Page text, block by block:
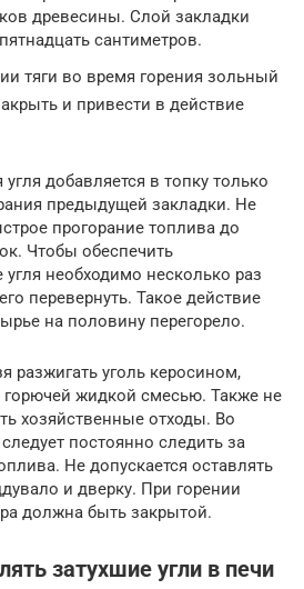
древесины. Слой закладки
сантиметров.
тяги во время горения зольный
и привести в действие
добавляется в топку только
предыдущей закладки. Не
прогорание топлива до
Чтобы обеспечить
необходимо несколько раз
перевернуть. Такое действие
на половину перегорело.
разжигать уголь керосином,
жидкой смесью. Также не
хозяйственные отходы. Во
постоянно следить за
Не допускается оставлять
и дверку. При горении
должна быть закрытой.
затухшие угли в печи